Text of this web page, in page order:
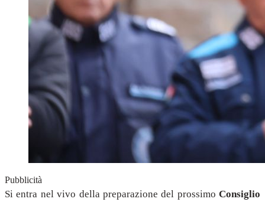
Pubblicità
Si entra nel vivo della preparazione del prossimo Consiglio